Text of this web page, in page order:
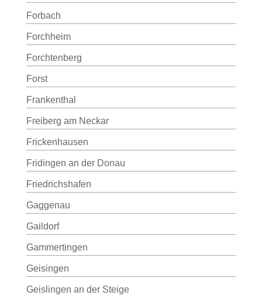
Forbach
Forchheim
Forchtenberg
Forst
Frankenthal
Freiberg am Neckar
Frickenhausen
Fridingen an der Donau
Friedrichshafen
Gaggenau
Gaildorf
Gammertingen
Geisingen
Geislingen an der Steige